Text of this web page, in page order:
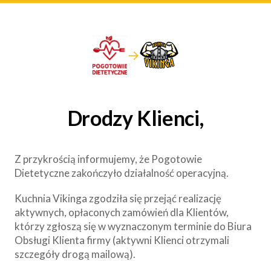
→
Drodzy Klienci,
Z przykrością informujemy, że Pogotowie
Dietetyczne zakończyło działalność operacyjną.
Kuchnia Vikinga zgodziła się przejąć realizację
aktywnych, opłaconych zamówień dla Klientów,
którzy zgłoszą się w wyznaczonym terminie do Biura
Obsługi Klienta firmy (aktywni Klienci otrzymali
szczegóły drogą mailową).